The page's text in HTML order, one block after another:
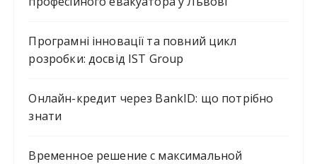
Програмні інновації та повний цикл
розробки: досвід IST Group
Онлайн-кредит через BankID: що потрібно
знати
Временное решение с максимальной